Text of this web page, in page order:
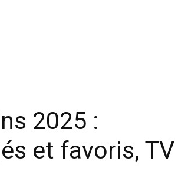
2025 :
et favoris, TV